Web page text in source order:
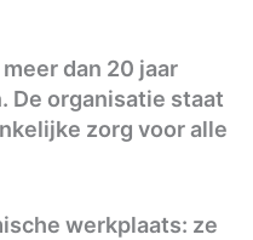
dan 20 jaar
De organisatie staat
zorg voor alle
werkplaats: ze